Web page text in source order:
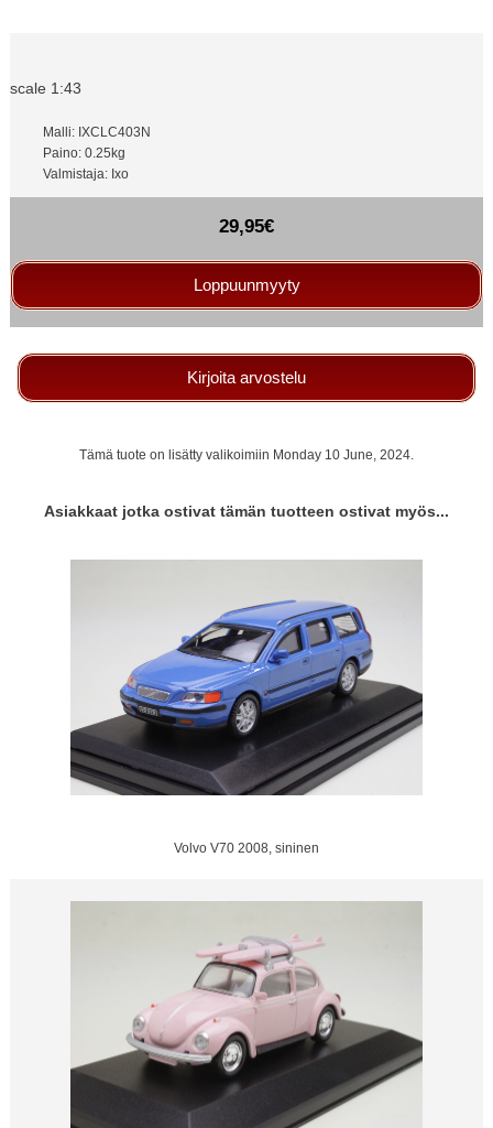
scale 1:43
Malli: IXCLC403N
Paino: 0.25kg
Valmistaja: Ixo
29,95€
Loppuunmyyty
Kirjoita arvostelu
Tämä tuote on lisätty valikoimiin Monday 10 June, 2024.
Asiakkaat jotka ostivat tämän tuotteen ostivat myös...
Volvo V70 2008, sininen